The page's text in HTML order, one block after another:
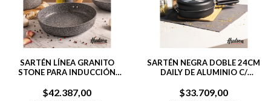
SARTÉN LÍNEA GRANITO
STONE PARA INDUCCIÓN
$42.387,00
SARTÉN NEGRA DOBLE 24CM
DAILY DE ALUMINIO C/
$33.709,00